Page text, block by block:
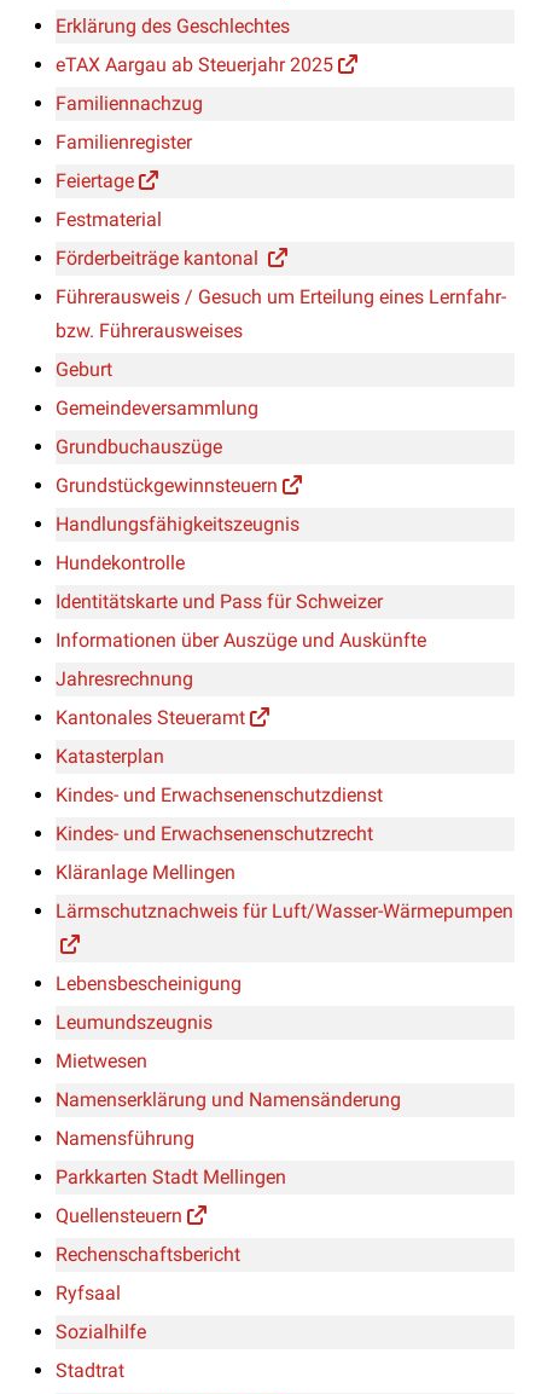
Erklärung des Geschlechtes
eTAX Aargau ab Steuerjahr 2025
Familiennachzug
Familienregister
Feiertage
Festmaterial
Förderbeiträge kantonal
Führerausweis / Gesuch um Erteilung eines Lernfahr-
bzw. Führerausweises
Geburt
Gemeindeversammlung
Grundbuchauszüge
Grundstückgewinnsteuern
Handlungsfähigkeitszeugnis
Hundekontrolle
Identitätskarte und Pass für Schweizer
Informationen über Auszüge und Auskünfte
Jahresrechnung
Kantonales Steueramt
Katasterplan
Kindes- und Erwachsenenschutzdienst
Kindes- und Erwachsenenschutzrecht
Kläranlage Mellingen
Lärmschutznachweis für Luft/Wasser-Wärmepumpen
Lebensbescheinigung
Leumundszeugnis
Mietwesen
Namenserklärung und Namensänderung
Namensführung
Parkkarten Stadt Mellingen
Quellensteuern
Rechenschaftsbericht
Ryfsaal
Sozialhilfe
Stadtrat